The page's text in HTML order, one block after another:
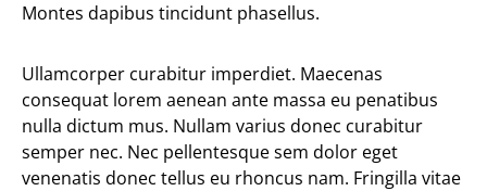
Montes dapibus tincidunt phasellus.
Ullamcorper curabitur imperdiet. Maecenas
consequat lorem aenean ante massa eu penatibus
nulla dictum mus. Nullam varius donec curabitur
semper nec. Nec pellentesque sem dolor eget
venenatis donec tellus eu rhoncus nam. Fringilla vitae